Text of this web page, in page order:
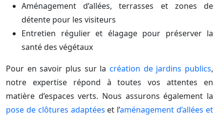
Aménagement d’allées, terrasses et zones de
détente pour les visiteurs
Entretien régulier et élagage pour préserver la
santé des végétaux
Pour en savoir plus sur la création de jardins publics,
notre expertise répond à toutes vos attentes en
matière d’espaces verts. Nous assurons également la
pose de clôtures adaptées et l’aménagement d’allées et